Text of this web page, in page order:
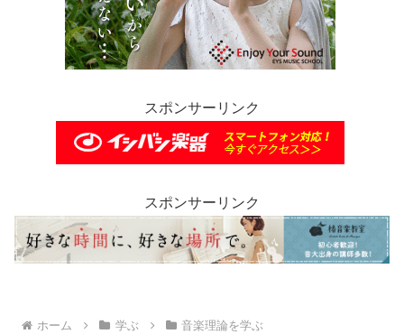
スポンサーリンク
スポンサーリンク
ホーム 学ぶ 音楽理論を学ぶ